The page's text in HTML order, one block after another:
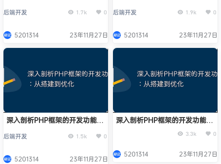
后端开发 1.7k 0
5201314 23年11月27日
后端开发 1.9k 0
5201314 23年11月27日
深入剖析PHP框架的开发功能：
后端开发 1.5k 0
5201314 23年11月27日
深入剖析PHP框架的开发功能：
3.3k 0
5201314 23年11月27日